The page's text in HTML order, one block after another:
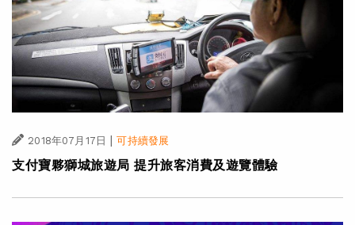
2018年07月17日 | 可持續發展
支付寶夥獅城旅遊局 提升旅客消費及遊覽體驗